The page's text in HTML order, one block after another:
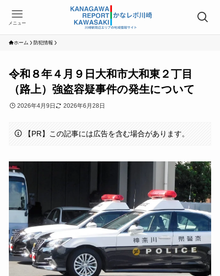
メニュー
ホーム 防犯情報
令和８年４月９日大和市大和東２丁目
（路上）強盗容疑事件の発生について
2026年4月9日 2026年6月28日
【PR】この記事には広告を含む場合があります。